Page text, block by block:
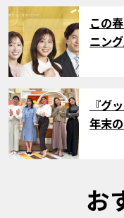
サムネイ
この
ニン
サムネイ
『グ
年末
お